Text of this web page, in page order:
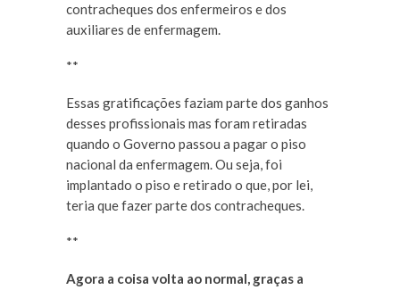
contracheques dos enfermeiros e dos
auxiliares de enfermagem.
**
Essas gratificações faziam parte dos ganhos
desses profissionais mas foram retiradas
quando o Governo passou a pagar o piso
nacional da enfermagem. Ou seja, foi
implantado o piso e retirado o que, por lei,
teria que fazer parte dos contracheques.
**
Agora a coisa volta ao normal, graças a